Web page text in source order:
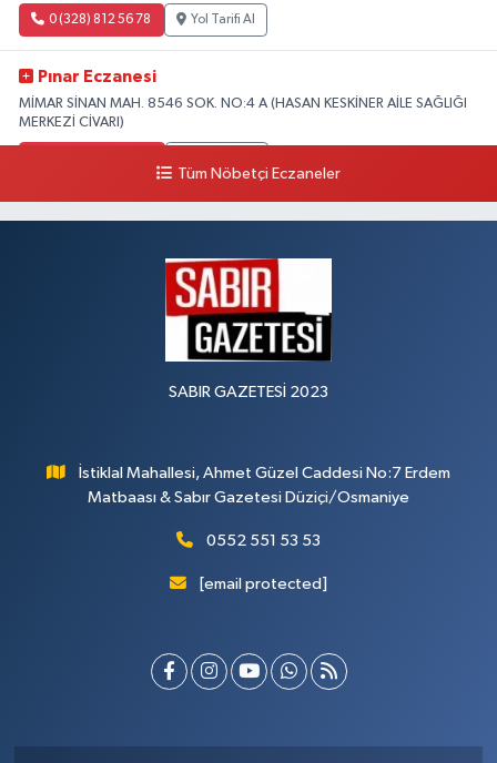
0 (328) 812 56 78 Yol Tarifi Al
Pınar Eczanesi
MİMAR SİNAN MAH. 8546 SOK. NO:4 A (HASAN KESKİNER AİLE SAĞLIĞI
MERKEZİ CİVARI)
Tüm Nöbetçi Eczaneler
SABIR GAZETESİ 2023
İstiklal Mahallesi, Ahmet Güzel Caddesi No:7 Erdem
Matbaası & Sabır Gazetesi Düziçi/Osmaniye
0552 551 53 53
[email protected]